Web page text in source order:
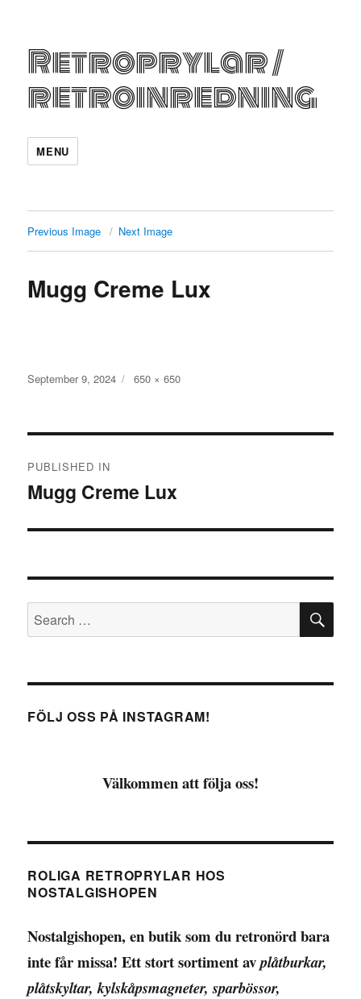
Retroprylar /
retroinredning
MENU
Previous Image Next Image
Mugg Creme Lux
Posted
September 9, 2024
Full
650 × 650
navigation
PUBLISHED IN
Mugg Creme Lux
Search
for:
FÖLJ OSS PÅ INSTAGRAM!
Välkommen att följa oss!
ROLIGA RETROPRYLAR HOS
NOSTALGISHOPEN
Nostalgishopen, en butik som du retronörd bara
inte får missa! Ett stort sortiment avplåtburkar,
plåtskyltar, kylskåpsmagneter, sparbössor,